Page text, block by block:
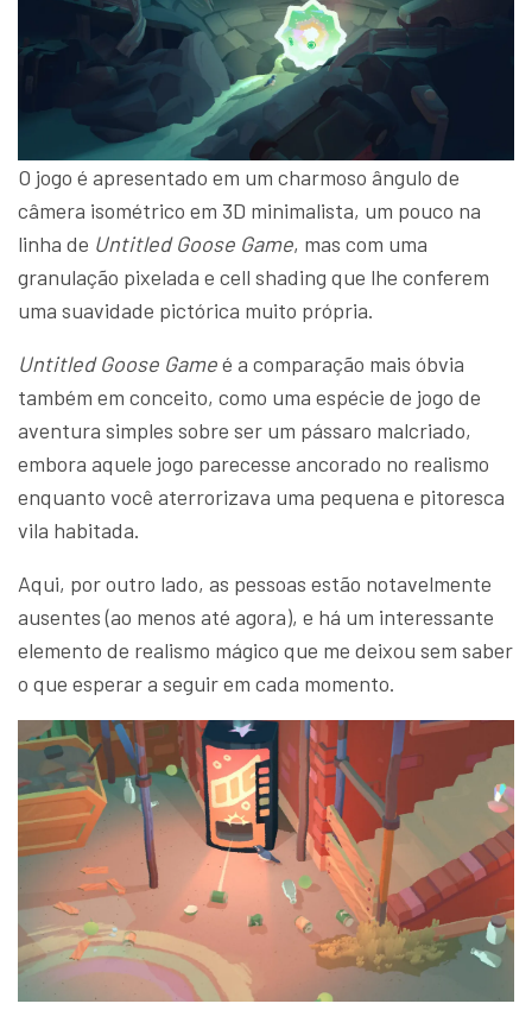
O jogo é apresentado em um charmoso ângulo de
câmera isométrico em 3D minimalista, um pouco na
linha de Untitled Goose Game, mas com uma
granulação pixelada e cell shading que lhe conferem
uma suavidade pictórica muito própria.
Untitled Goose Gameé a comparação mais óbvia
também em conceito, como uma espécie de jogo de
aventura simples sobre ser um pássaro malcriado,
embora aquele jogo parecesse ancorado no realismo
enquanto você aterrorizava uma pequena e pitoresca
vila habitada.
Aqui, por outro lado, as pessoas estão notavelmente
ausentes (ao menos até agora), e há um interessante
elemento de realismo mágico que me deixou sem saber
o que esperar a seguir em cada momento.